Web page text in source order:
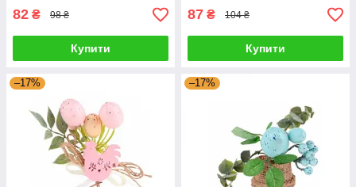
82 ₴ 98 ₴
Купити
87 ₴ 104 ₴
Купити
–17% –17%